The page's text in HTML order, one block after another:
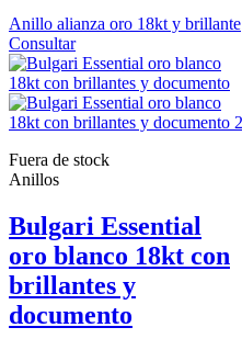
Anillo alianza oro 18kt y brillante
Consultar
Fuera de stock
Anillos
Bulgari Essential
oro blanco 18kt con
brillantes y
documento